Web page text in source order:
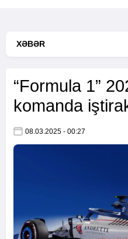
XƏBƏR
“Formula 1”
komanda
08.03.2025 - 00:27